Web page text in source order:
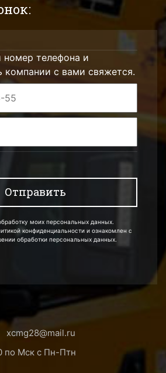
номер телефона и
компании с вами свяжется.
моих персональных данных.
конфиденциальности и ознакомлен с
обработки персональных данных.
xcmg28@mail.ru
по Мск с Пн-Птн